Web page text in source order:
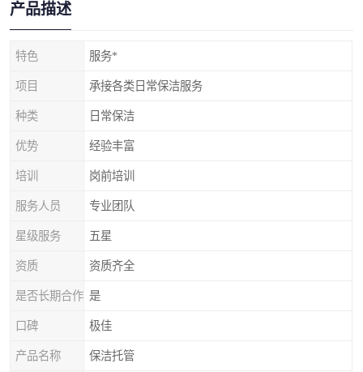
产品描述
特色 服务*
项目 承接各类日常保洁服务
种类 日常保洁
优势 经验丰富
培训 岗前培训
服务人员 专业团队
星级服务 五星
资质 资质齐全
是否长期合作 是
口碑 极佳
产品名称 保洁托管